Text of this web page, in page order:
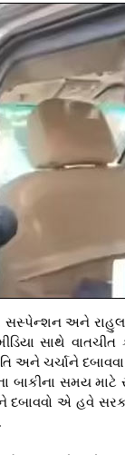
સસ્પેન્શન અને
સાથે
અને ચર્ચાને
બાકીના સમય
દબાવવો એ હવે